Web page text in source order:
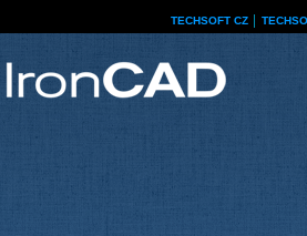
TECHSOFT CZ